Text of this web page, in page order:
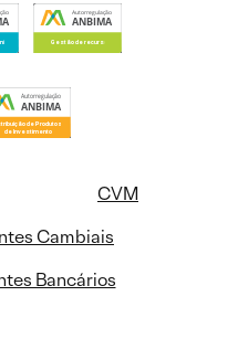
CVM
Cambiais
Bancários